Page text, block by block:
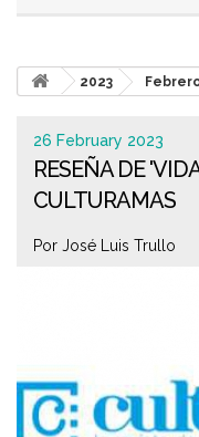
2023
26 February 2023
RESEÑA DE
CULTURAMAS
Por José Luis Trullo